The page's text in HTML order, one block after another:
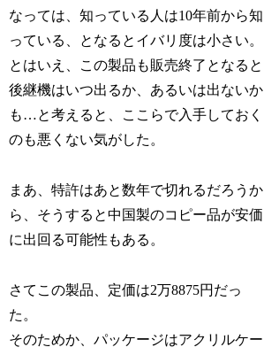
なっては、知っている人は10年前から知
っている、となるとイバリ度は小さい。
とはいえ、この製品も販売終了となると
後継機はいつ出るか、あるいは出ないか
も…と考えると、ここらで入手しておく
のも悪くない気がした。
まあ、特許はあと数年で切れるだろうか
ら、そうすると中国製のコピー品が安価
に出回る可能性もある。
さてこの製品、定価は2万8875円だっ
た。
そのためか、パッケージはアクリルケー